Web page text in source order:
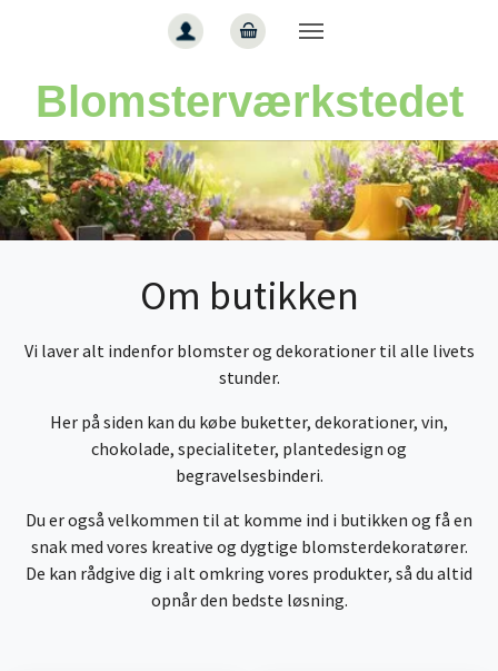
Blomsterværkstedet
Om butikken
Vi laver alt indenfor blomster og dekorationer til alle livets
stunder.
Her på siden kan du købe buketter, dekorationer, vin,
chokolade, specialiteter, plantedesign og
begravelsesbinderi.
Du er også velkommen til at komme ind i butikken og få en
snak med vores kreative og dygtige blomsterdekoratører.
De kan rådgive dig i alt omkring vores produkter, så du altid
opnår den bedste løsning.